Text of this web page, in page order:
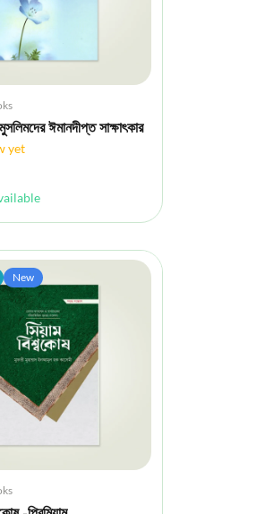
ঈমানদীপ্ত সাক্ষাৎকার
yet
New